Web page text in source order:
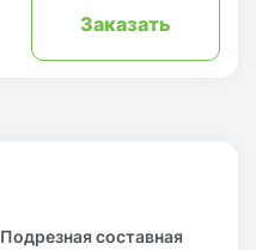
Заказать
Подрезная составная